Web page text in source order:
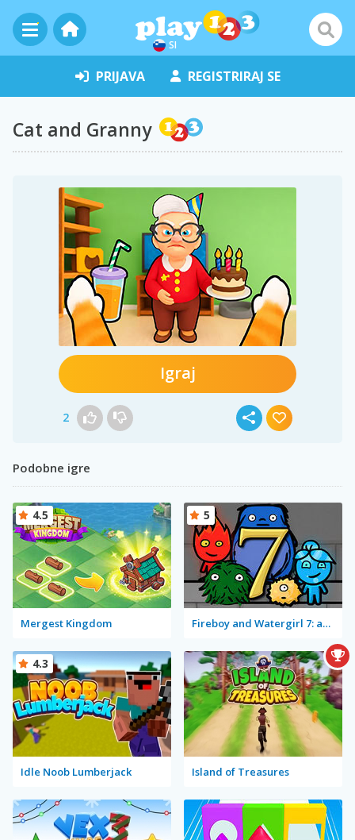
SI
PRIJAVA REGISTRIRAJ SE
Cat and Granny
Igraj
2
Podobne igre
Mergest Kingdom
4.5
Fireboy and Watergirl 7: and Friends
5
Idle Noob Lumberjack
4.3
Island of Treasures